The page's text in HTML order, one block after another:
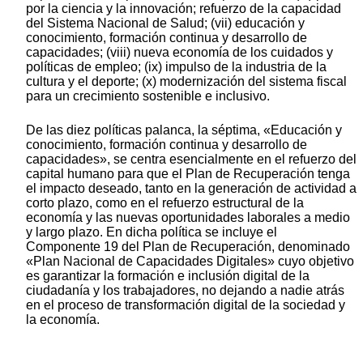
por la ciencia y la innovación; refuerzo de la capacidad
del Sistema Nacional de Salud; (vii) educación y
conocimiento, formación continua y desarrollo de
capacidades; (viii) nueva economía de los cuidados y
políticas de empleo; (ix) impulso de la industria de la
cultura y el deporte; (x) modernización del sistema fiscal
para un crecimiento sostenible e inclusivo.
De las diez políticas palanca, la séptima, «Educación y
conocimiento, formación continua y desarrollo de
capacidades», se centra esencialmente en el refuerzo del
capital humano para que el Plan de Recuperación tenga
el impacto deseado, tanto en la generación de actividad a
corto plazo, como en el refuerzo estructural de la
economía y las nuevas oportunidades laborales a medio
y largo plazo. En dicha política se incluye el
Componente 19 del Plan de Recuperación, denominado
«Plan Nacional de Capacidades Digitales» cuyo objetivo
es garantizar la formación e inclusión digital de la
ciudadanía y los trabajadores, no dejando a nadie atrás
en el proceso de transformación digital de la sociedad y
la economía.